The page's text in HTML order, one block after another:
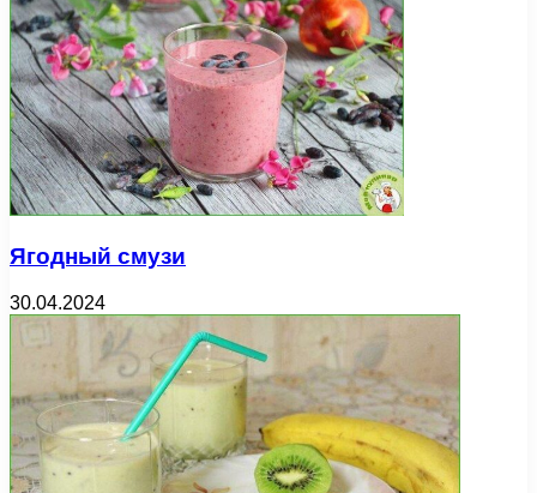
Ягодный смузи
30.04.2024